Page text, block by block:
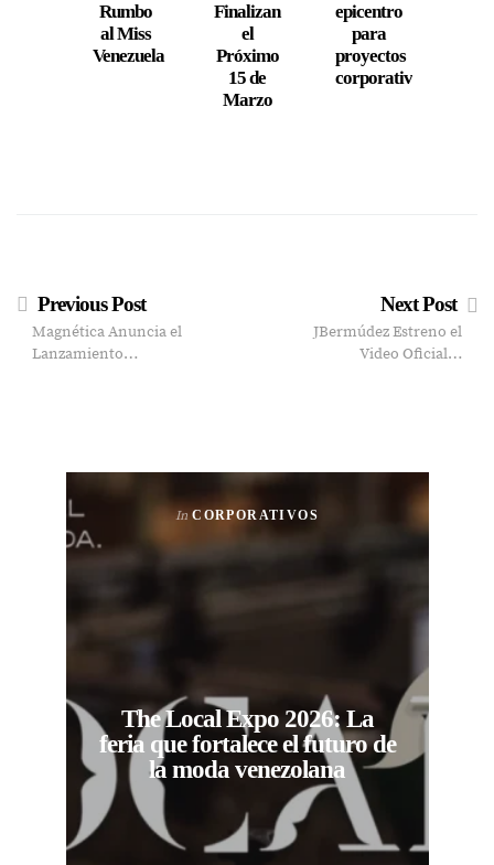
Rumbo
al Miss
Venezuela
Finalizan
el
Próximo
15 de
Marzo
epicentro
para
proyectos
corporativos
Previous Post
Magnética Anuncia el
Lanzamiento…
Next Post
JBermúdez Estreno el
Video Oficial…
In CORPORATIVOS
The Local Expo 2026: La
feria que fortalece el futuro de
la moda venezolana